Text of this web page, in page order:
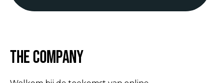
The Company